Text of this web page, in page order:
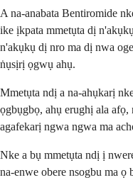
A na-anabata Bentiromide
ike ịkpata mmetụta dị
n'akụkụ dị nro ma dị nwa
ṅụsịrị ọgwụ ahụ.
Mmetụta ndị a na-ahụkarị
ọgbụgbọ, ahụ erughị ala
agafekarị ngwa ngwa ma
Nke a bụ mmetụta ndị ị
na-enwe obere nsogbu ma ọ